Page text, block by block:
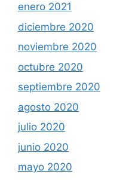
enero 2021
diciembre 2020
noviembre 2020
octubre 2020
septiembre 2020
agosto 2020
julio 2020
junio 2020
mayo 2020